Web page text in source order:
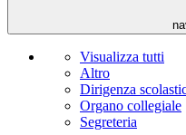
Visualizza tutti
Altro
Dirigenza
Organo collegiale
Segreteria